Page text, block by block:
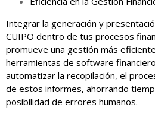
Integrar la generación y
CUIPO dentro de tus procesos
promueve una gestión más
herramientas de software
automatizar la recopilación, el
de estos informes, ahorrando
posibilidad de errores humanos.